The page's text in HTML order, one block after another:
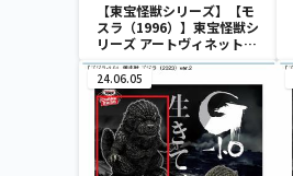
【東宝怪獣シリーズ】【モ
スラ（1996）】東宝怪獣シ
リーズ アートヴィネット
モスラ（1996）
24.06.05